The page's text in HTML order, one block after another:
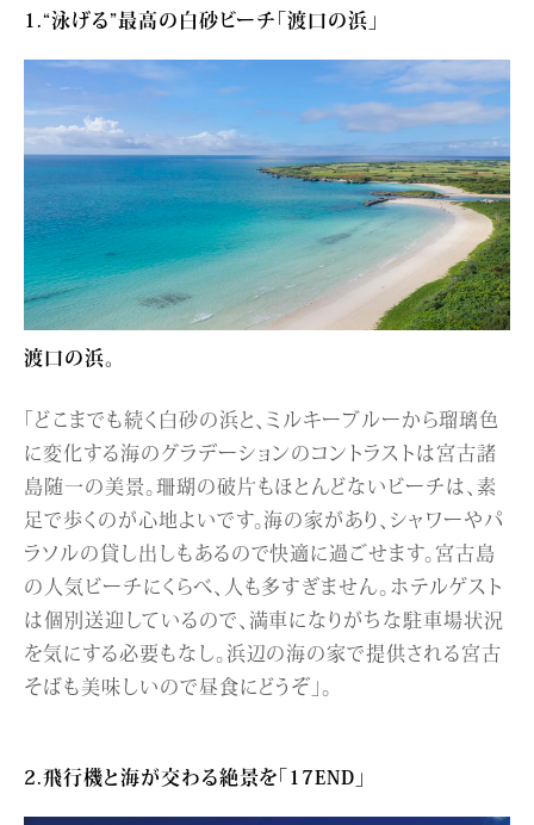
1.“泳げる”最高の白砂ビーチ「渡口の浜」
渡口の浜。
「どこまでも続く白砂の浜と、ミルキーブルーから瑠璃色
に変化する海のグラデーションのコントラストは宮古諸
島随一の美景。珊瑚の破片もほとんどないビーチは、素
足で歩くのが心地よいです。海の家があり、シャワーやパ
ラソルの貸し出しもあるので快適に過ごせます。宮古島
の人気ビーチにくらべ、人も多すぎません。ホテルゲスト
は個別送迎しているので、満車になりがちな駐車場状況
を気にする必要もなし。浜辺の海の家で提供される宮古
そばも美味しいので昼食にどうぞ」。
2.飛行機と海が交わる絶景を「17END」